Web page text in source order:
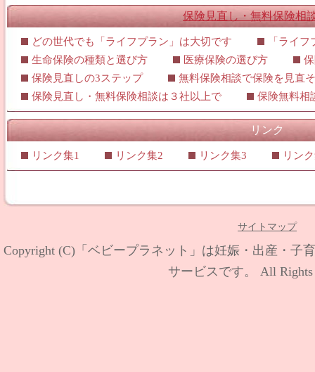
保険見直し・無料保険相
どの世代でも「ライフプラン」は大切です
「ライ
生命保険の種類と選び方
医療保険の選び方
保険見直しの3ステップ
無料保険相談で保険を見直
保険見直し・無料保険相談は３社以上で
保険無料相
リンク
リンク集1 リンク集2 リンク集3 リン
サイトマップ
Copyright (C) 「ベビープラネット」は妊娠・出産・子
サービスです。
All Rights